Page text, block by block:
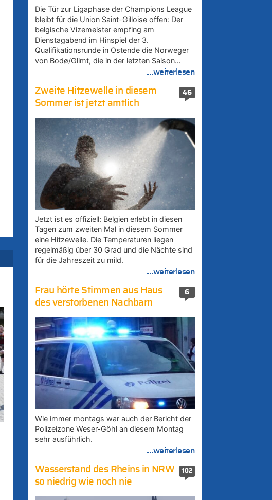
Die Tür zur Ligaphase der Champions League
bleibt für die Union Saint-Gilloise offen: Der
belgische Vizemeister empfing am
Dienstagabend im Hinspiel der 3.
Qualifikationsrunde in Ostende die Norweger
von Bodø/Glimt, die in der letzten Saison…
....weiterlesen
46
Zweite Hitzewelle in diesem
Sommer ist jetzt amtlich
Jetzt ist es offiziell: Belgien erlebt in diesen
Tagen zum zweiten Mal in diesem Sommer
eine Hitzewelle. Die Temperaturen liegen
regelmäßig über 30 Grad und die Nächte sind
für die Jahreszeit zu mild.
....weiterlesen
6
Frau hörte Stimmen aus Haus
des verstorbenen Nachbarn
Wie immer montags war auch der Bericht der
Polizeizone Weser-Göhl an diesem Montag
sehr ausführlich.
....weiterlesen
102
Wasserstand des Rheins in NRW
so niedrig wie noch nie